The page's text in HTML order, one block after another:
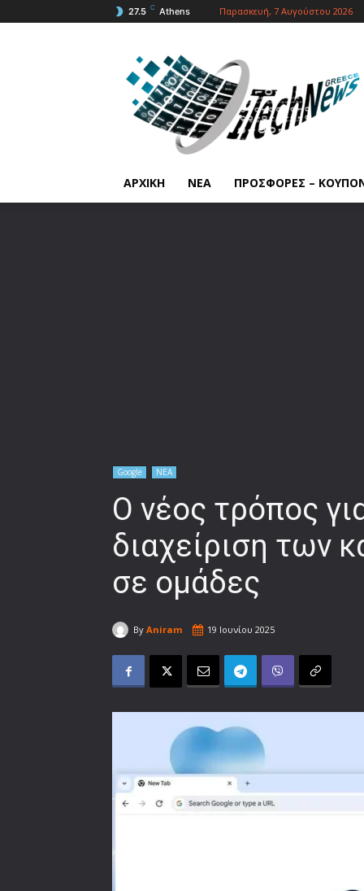
27.5 C Athens Παρασκευή, 7 Αυγούστου 2026
ΑΡΧΙΚΗ ΝΕΑ ΠΡΟΣΦΟΡΕΣ –
Google ΝΕΑ
O νέος τρόπος
διαχείριση των
σε ομάδες
By Aniram 19 Ιουνίου 2025